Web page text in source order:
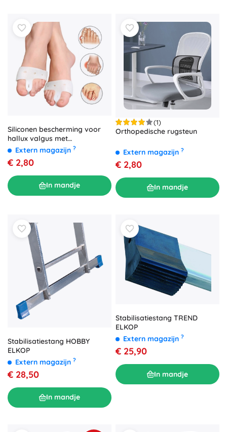
Siliconen bescherming voor
hallux valgus met
teenseparator – 2 stuks
Extern magazijn ?
€ 2,80
In mandje
(1)
Orthopedische rugsteun
Extern magazijn ?
€ 2,80
In mandje
Stabilisatiestang HOBBY
ELKOP
Extern magazijn ?
€ 28,50
In mandje
Stabilisatiestang TREND
ELKOP
Extern magazijn ?
€ 25,90
In mandje